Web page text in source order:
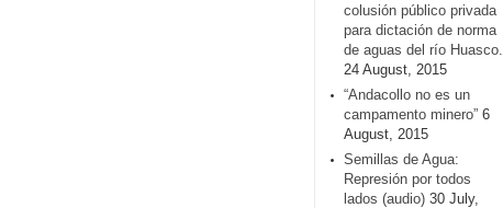
colusión público privada
para dictación de norma
de aguas del río Huasco.
24 August, 2015
“Andacollo no es un
campamento minero” 6
August, 2015
Semillas de Agua:
Represión por todos
lados (audio) 30 July,